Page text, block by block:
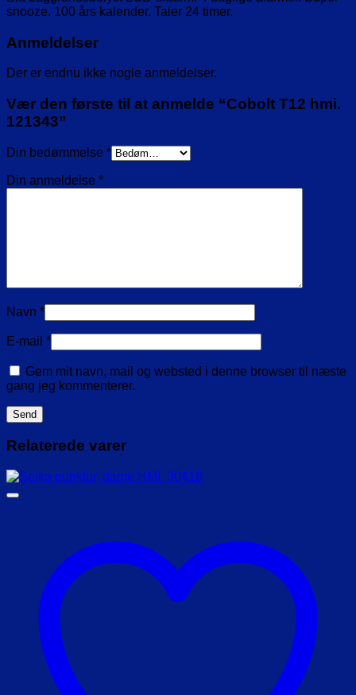
snooze. 100 års kalender. Taler 24 timer.
Anmeldelser
Der er endnu ikke nogle anmeldelser.
Vær den første til at anmelde “Cobolt T12 hmi.
121343”
Din bedømmelse *
Din anmeldelse *
Navn *
E-mail *
Gem mit navn, mail og websted i denne browser til næste
gang jeg kommenterer.
Relaterede varer